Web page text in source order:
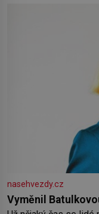
nasehvezdy.cz
Vyměnil